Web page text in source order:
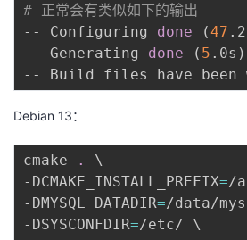
# 正常会有类似如下的输出
-- Configuring done (47
-- Generating done ( 5 .0s )
Debian 13：
cmake .
\
-DCMAKE_INSTALL_PREFIX=/
-DMYSQL_DATADIR=/data/
-DSYSCONFDIR=/etc/ \